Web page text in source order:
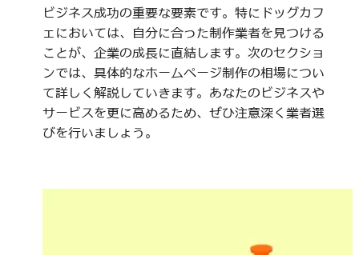
ビジネス成功の重要な要素です。特にドッグカフ
ェにおいては、自分に合った制作業者を見つける
ことが、企業の成長に直結します。次のセクショ
ンでは、具体的なホームページ制作の相場につい
て詳しく解説していきます。あなたのビジネスや
サービスを更に高めるため、ぜひ注意深く業者選
びを行いましょう。